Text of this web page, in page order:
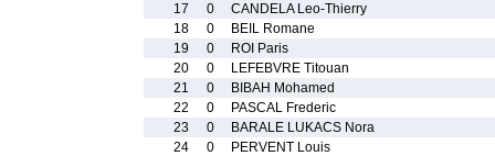
17
0
CANDELA Leo-Thierry
18
0
BEIL Romane
19
0
ROI Paris
20
0
LEFEBVRE Titouan
21
0
BIBAH Mohamed
22
0
PASCAL Frederic
23
0
BARALE LUKACS Nora
24
0
PERVENT Louis